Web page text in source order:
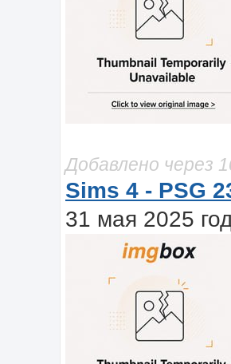
Добавлено через
Sims 4 - PSG
31 мая 2025